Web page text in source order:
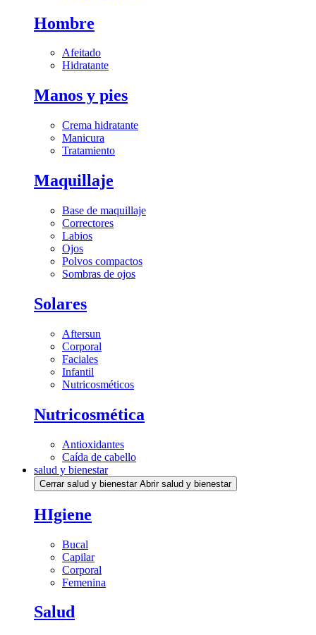
Hombre
Afeitado
Hidratante
Manos y pies
Crema hidratante
Manicura
Tratamiento
Maquillaje
Base de maquillaje
Correctores
Labios
Ojos
Polvos compactos
Sombras de ojos
Solares
Aftersun
Corporal
Faciales
Infantil
Nutricosméticos
Nutricosmética
Antioxidantes
Caída de cabello
salud y bienestar
Cerrar salud y bienestar Abrir salud y bienestar
HIgiene
Bucal
Capilar
Corporal
Femenina
Salud